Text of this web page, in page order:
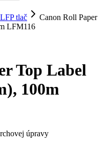
tlač
Canon Roll Paper
LFM116
Top Label
100m
úpravy